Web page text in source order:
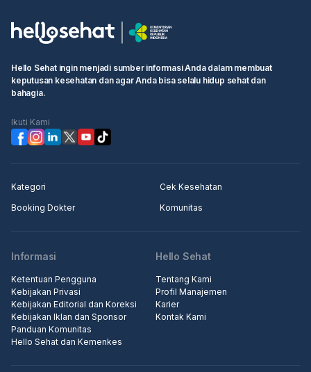
Hello Sehat ingin menjadi sumber informasi Anda dalam membuat
keputusan kesehatan dan agar Anda bisa selalu hidup sehat dan
bahagia.
Ikuti Kami
Kategori
Cek Kesehatan
Booking Dokter
Komunitas
Informasi
Ketentuan Pengguna
Kebijakan Privasi
Kebijakan Editorial dan Koreksi
Kebijakan Iklan dan Sponsor
Panduan Komunitas
Hello Sehat dan Kemenkes
Hello Sehat
Tentang Kami
Profil Manajemen
Karier
Kontak Kami